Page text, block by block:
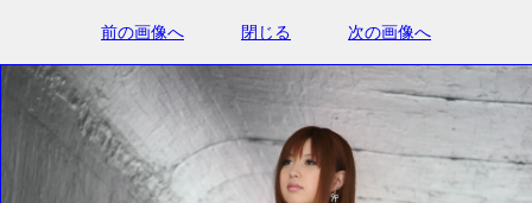
前の画像へ 閉じる 次の画像へ